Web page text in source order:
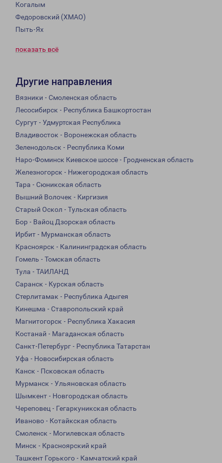
Когалым
Федоровский (ХМАО)
Пыть-Ях
показать всё
Другие направления
Вязники - Смоленская область
Лесосибирск - Республика Башкортостан
Сургут - Удмуртская Республика
Владивосток - Воронежская область
Зеленодольск - Республика Коми
Наро-Фоминск Киевское шоссе - Гродненская область
Железногорск - Нижегородская область
Тара - Сюникская область
Вышний Волочек - Киргизия
Старый Оскол - Тульская область
Бор - Вайоц Дзорская область
Ирбит - Мурманская область
Красноярск - Калининградская область
Гомель - Томская область
Тула - ТАИЛАНД
Саранск - Курская область
Стерлитамак - Республика Адыгея
Кинешма - Ставропольский край
Магнитогорск - Республика Хакасия
Костанай - Магаданская область
Санкт-Петербург - Республика Татарстан
Уфа - Новосибирская область
Канск - Псковская область
Мурманск - Ульяновская область
Шымкент - Новгородская область
Череповец - Гегаркуникская область
Иваново - Котайкская область
Смоленск - Могилевская область
Минск - Красноярский край
Ташкент Горького - Камчатский край